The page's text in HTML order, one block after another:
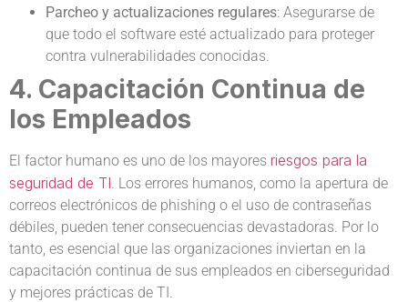
Parcheo y actualizaciones regulares: Asegurarse de
que todo el software esté actualizado para proteger
contra vulnerabilidades conocidas.
4. Capacitación Continua de
los Empleados
El factor humano es uno de los mayores riesgos para la
seguridad de TI. Los errores humanos, como la apertura de
correos electrónicos de phishing o el uso de contraseñas
débiles, pueden tener consecuencias devastadoras. Por lo
tanto, es esencial que las organizaciones inviertan en la
capacitación continua de sus empleados en ciberseguridad
y mejores prácticas de TI.